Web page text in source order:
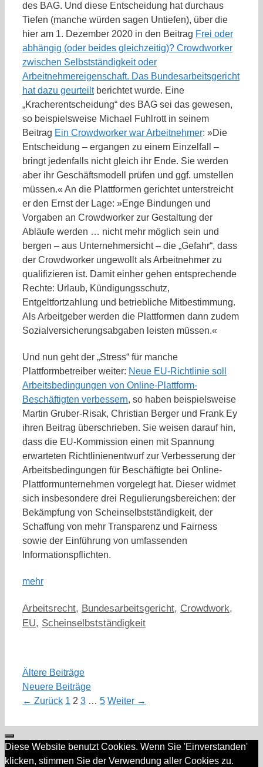
des BAG. Und diese Entscheidung hat durchaus
Tiefen (manche würden sagen Untiefen), über die
hier am 1. Dezember 2020 in den Beitrag Frei oder
abhängig (oder beides gleichzeitig)? Crowdworker
zwischen Selbstständigkeit oder
Arbeitnehmereigenschaft. Das Bundesarbeitsgericht
hat dazu geurteiltberichtet wurde. Eine
„Kracherentscheidung“ des BAG sei das gewesen,
so beispielsweise Michael Fuhlrott in seinem
Beitrag Ein Crowd­worker war Arbeit­nehmer: »Die
Entscheidung – ergangen zu einem Einzelfall –
bringt jedenfalls nicht gleich ihr Ende. Sie werden
aber ihr Geschäftsmodell prüfen und ggf. umstellen
müssen.« An die Plattformen gerichtet unterstreicht
er den Ernst der Lage: »Enge Bindungen und
Vorgaben an Crowdworker zur Gestaltung der
Abläufe werden … nicht mehr möglich sein und
bergen – aus Unternehmersicht – die „Gefahr“, dass
der Crowdworker ungewollt als Arbeitnehmer zu
qualifizieren ist. Damit einher gehen entsprechende
Rechte: Urlaub, Kündigungsschutz,
Entgeltfortzahlung und betriebliche Mitbestimmung.
Als Arbeitgeber werden die Plattformen dann zudem
Sozialversicherungsabgaben leisten müssen.«
Und nun geht der „Stress“ für manche
Plattformbetreiber weiter: Neue EU-Richtlinie soll
Arbeitsbedingungen von Online-Plattform-
Beschäftigten verbessern, so haben beispielsweise
Martin Gruber-Risak, Christian Berger und Frank Ey
ihren Beitrag überschrieben. Sie weisen darauf hin,
dass die EU-Kommission einen mit Spannung
erwarteten Richtlinienentwurf zur Verbesserung der
Arbeitsbedingungen für Beschäftigte bei Online-
Plattformunternehmen vorgelegt hat. Dieser widmet
sich insbesondere drei Regulierungsbereichen: der
Bekämpfung von Scheinselbstständigkeit, der
Schaffung von mehr Transparenz und Fairness
sowie der Einführung von umfassenden
Informationspflichten.
mehr
Kategorien
Arbeitsrecht, Bundesarbeitsgericht, Crowdwork,
EU, Scheinselbstständigkeit
Ältere Beiträge
Neuere Beiträge
← Zurück Seite
1 Seite
2 Seite
3 … Seite
5 Weiter →
Schließen
Diese Website benutzt Cookies. Wenn Sie 'Einverstanden'
klicken, stimmen Sie der Verwendung aller Cookies zu.